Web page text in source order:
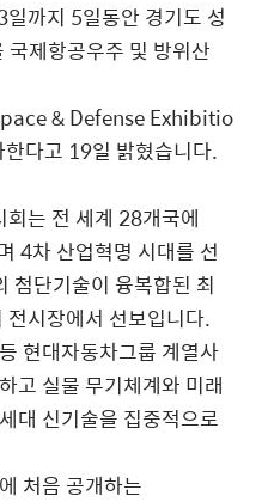
까지 5일동안 경기도 성
제항공우주 및 방위산
& Defense Exhibitio
다고 19일 밝혔습니다.
는 전 세계 28개국에
4차 산업혁명 시대를 선
첨단기술이 융복합된 최
시장에서 선보입니다.
현대자동차그룹 계열사
고 실물 무기체계와 미래
대 신기술을 집중적으로
처음 공개하는